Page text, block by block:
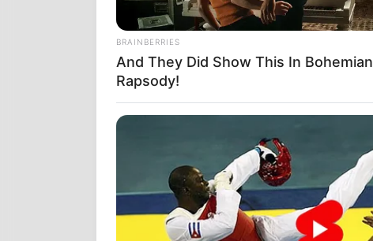
BRAINBERRIES
And They Did Show This In Bohemian
Rapsody!